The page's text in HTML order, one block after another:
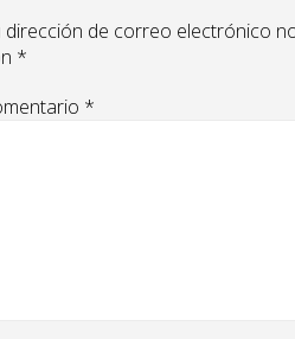
dirección de correo electrónico
*
*